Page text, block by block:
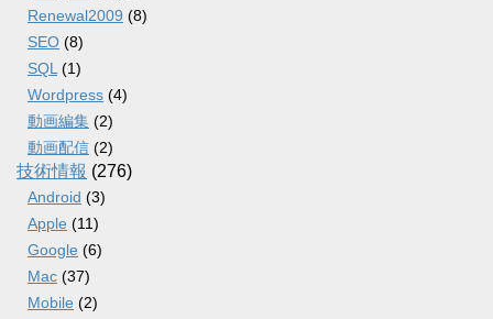
Renewal2009 (8)
SEO (8)
SQL(1)
Wordpress (4)
動画編集 (2)
動画配信 (2)
技術情報 (276)
Android (3)
Apple (11)
Google (6)
Mac (37)
Mobile (2)